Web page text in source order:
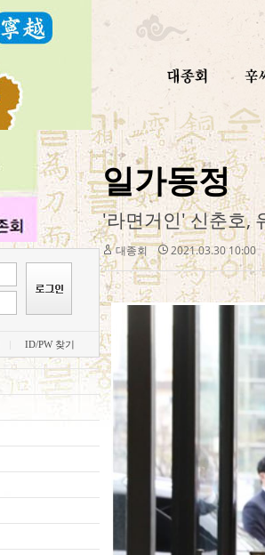
ID/PW 찾기
일가동정
대종회 2021.03.30 10:00